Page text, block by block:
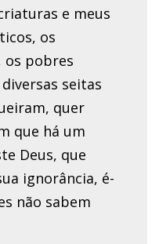
e meus
os
os pobres
seitas
quer
que há um
Deus, que
ignorância, é-
não sabem